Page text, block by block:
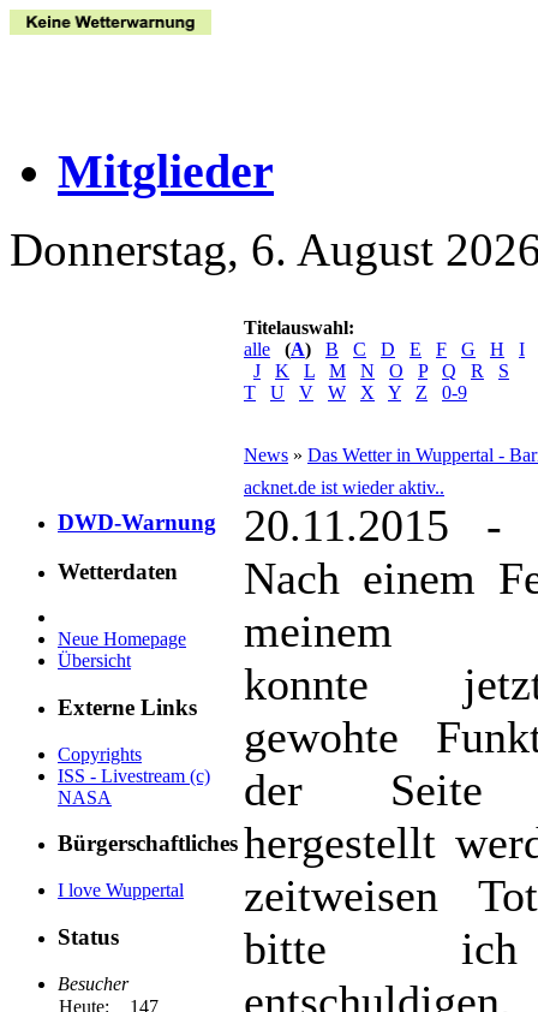
Mitglieder
Donnerstag, 6. August
DWD-Warnung
Wetterdaten
Neue Homepage
Übersicht
Externe Links
Copyrights
ISS - Livestream (c)
NASA
Bürgerschaftliches
I love Wuppertal
Status
Besucher
Heute:
147
Titelauswahl:
alle
(A) B C D E F G H
I
J
K L M N O P Q R
S
T
U V W X Y Z 0-9
News » Das Wetter in Wuppertal -
acknet.de ist wieder aktiv..
20.11.2015 -
Nach einem
meinem
konnte
gewohte
der Seite
hergestellt
zeitweisen
bitte